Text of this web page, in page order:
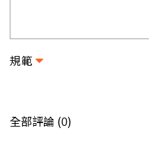
規範
全部評論 (0)